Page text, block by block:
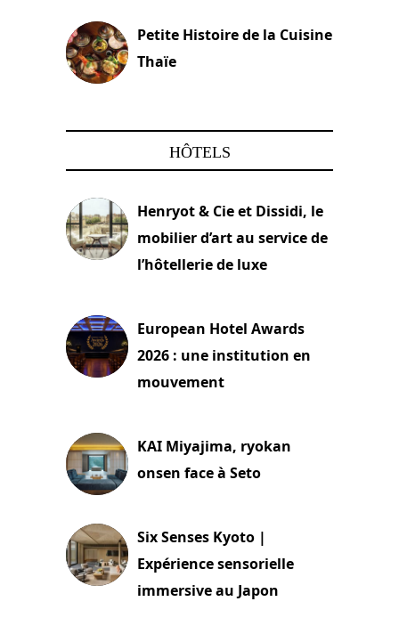
Petite Histoire de la Cuisine
Thaïe
HÔTELS
Henryot & Cie et Dissidi, le
mobilier d’art au service de
l’hôtellerie de luxe
European Hotel Awards
2026 : une institution en
mouvement
KAI Miyajima, ryokan
onsen face à Seto
Six Senses Kyoto |
Expérience sensorielle
immersive au Japon